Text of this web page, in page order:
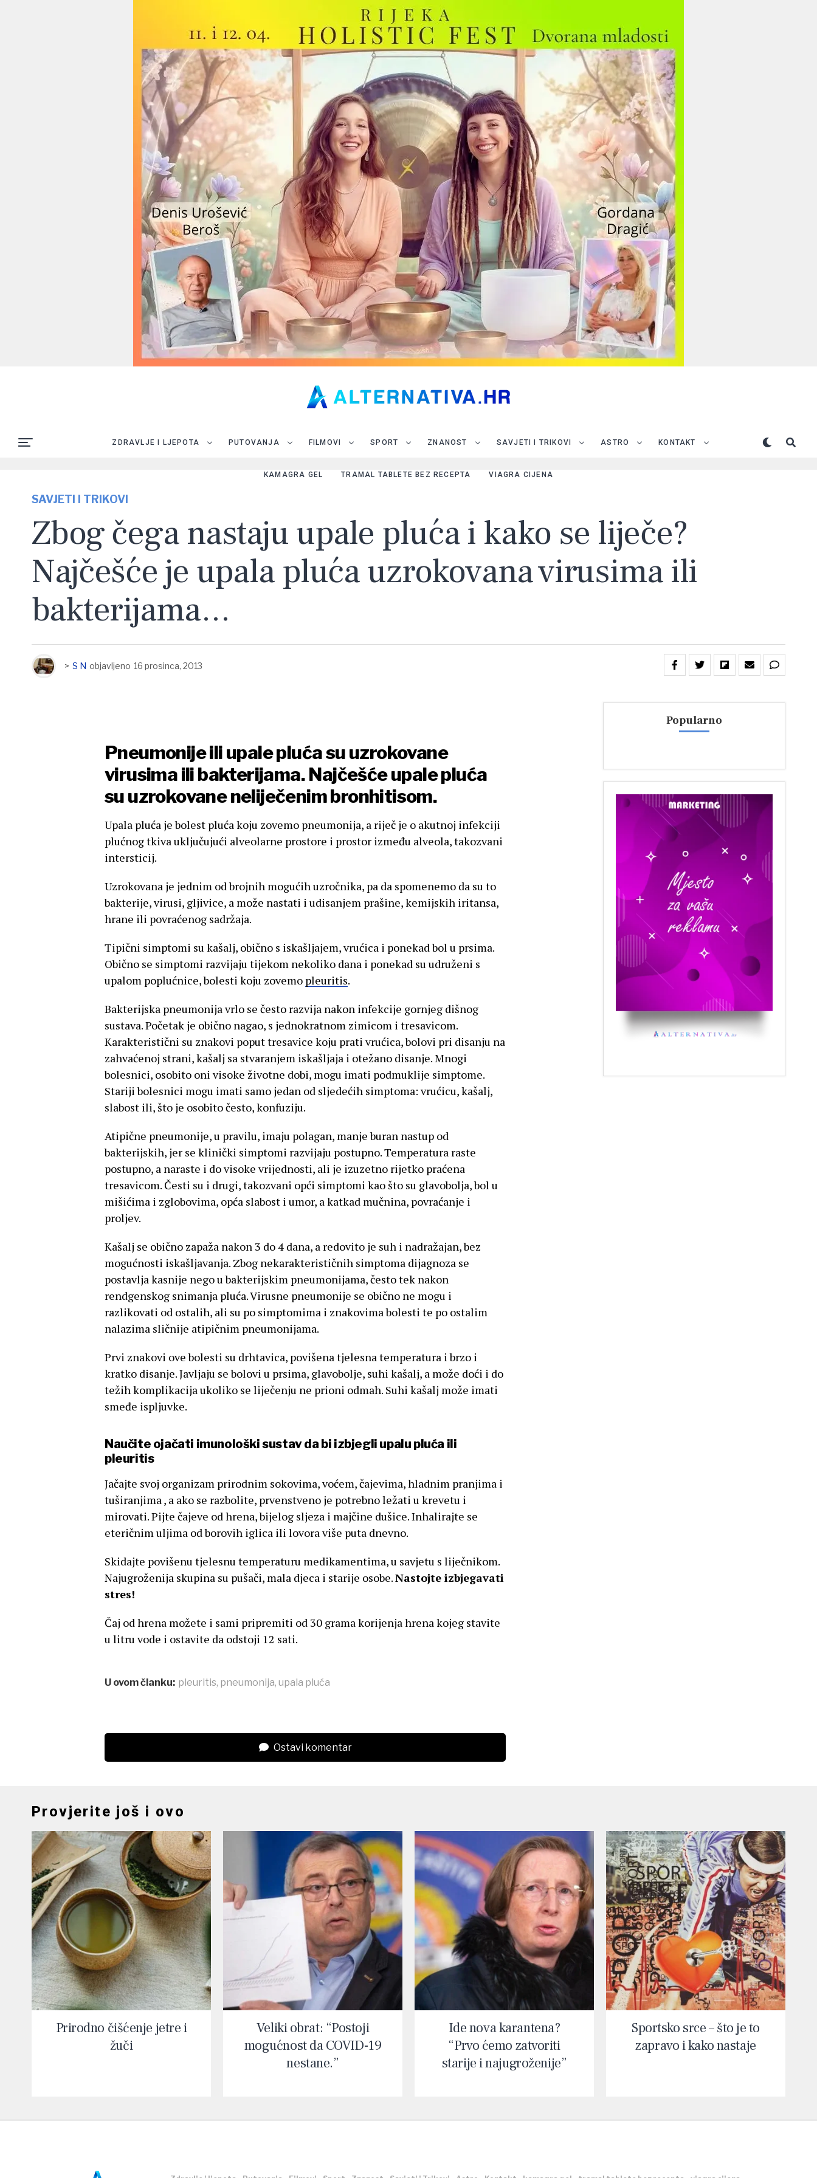
ZDRAVLJE I LJEPOTA PUTOVANJA FILMOVI SPORT ZNANOST SAVJETI I TRIKOVI ASTRO KONTAKT
KAMAGRA GEL TRAMAL TABLETE BEZ RECEPTA VIAGRA CIJENA
SAVJETI I TRIKOVI
Zbog čega nastaju upale pluća i kako se liječe?
Najčešće je upala pluća uzrokovana virusima ili
bakterijama…
> S N objavljeno 16 prosinca, 2013
Pneumonije ili upale pluća su uzrokovane
virusima ili bakterijama. Najčešće upale pluća
su uzrokovane neliječenim bronhitisom.
Upala pluća je bolest pluća koju zovemo pneumonija, a riječ je o akutnoj infekciji
plućnog tkiva uključujući alveolarne prostore i prostor između alveola, takozvani
intersticij.
Uzrokovana je jednim od brojnih mogućih uzročnika, pa da spomenemo da su to
bakterije, virusi, gljivice, a može nastati i udisanjem prašine, kemijskih iritansa,
hrane ili povraćenog sadržaja.
Tipični simptomi su kašalj, obično s iskašljajem, vrućica i ponekad bol u prsima.
Obično se simptomi razvijaju tijekom nekoliko dana i ponekad su udruženi s
upalom poplućnice, bolesti koju zovemo pleuritis.
Bakterijska pneumonija vrlo se često razvija nakon infekcije gornjeg dišnog
sustava. Početak je obično nagao, s jednokratnom zimicom i tresavicom.
Karakteristični su znakovi poput tresavice koju prati vrućica, bolovi pri disanju na
zahvaćenoj strani, kašalj sa stvaranjem iskašljaja i otežano disanje. Mnogi
bolesnici, osobito oni visoke životne dobi, mogu imati podmuklije simptome.
Stariji bolesnici mogu imati samo jedan od sljedećih simptoma: vrućicu, kašalj,
slabost ili, što je osobito često, konfuziju.
Atipične pneumonije, u pravilu, imaju polagan, manje buran nastup od
bakterijskih, jer se klinički simptomi razvijaju postupno. Temperatura raste
postupno, a naraste i do visoke vrijednosti, ali je izuzetno rijetko praćena
tresavicom. Česti su i drugi, takozvani opći simptomi kao što su glavobolja, bol u
mišićima i zglobovima, opća slabost i umor, a katkad mučnina, povraćanje i
proljev.
Kašalj se obično zapaža nakon 3 do 4 dana, a redovito je suh i nadražajan, bez
mogućnosti iskašljavanja. Zbog nekarakterističnih simptoma dijagnoza se
postavlja kasnije nego u bakterijskim pneumonijama, često tek nakon
rendgenskog snimanja pluća. Virusne pneumonije se obično ne mogu i
razlikovati od ostalih, ali su po simptomima i znakovima bolesti te po ostalim
nalazima sličnije atipičnim pneumonijama.
Prvi znakovi ove bolesti su drhtavica, povišena tjelesna temperatura i brzo i
kratko disanje. Javljaju se bolovi u prsima, glavobolje, suhi kašalj, a može doći i do
težih komplikacija ukoliko se liječenju ne prioni odmah. Suhi kašalj može imati
smeđe ispljuvke.
Naučite ojačati imunološki sustav da bi izbjegli upalu pluća ili
pleuritis
Jačajte svoj organizam prirodnim sokovima, voćem, čajevima, hladnim pranjima i
tuširanjima , a ako se razbolite, prvenstveno je potrebno ležati u krevetu i
mirovati. Pijte čajeve od hrena, bijelog sljeza i majčine dušice. Inhalirajte se
eteričnim uljima od borovih iglica ili lovora više puta dnevno.
Skidajte povišenu tjelesnu temperaturu medikamentima, u savjetu s liječnikom.
Najugroženija skupina su pušači, mala djeca i starije osobe.Nastojte izbjegavati
stres!
Čaj od hrena možete i sami pripremiti od 30 grama korijenja hrena kojeg stavite
u litru vode i ostavite da odstoji 12 sati.
U ovom članku: pleuritis, pneumonija, upala pluća
Ostavi komentar
Popularno
Provjerite još i ovo
Prirodno čišćenje jetre i
žuči
Veliki obrat: “Postoji
mogućnost da COVID-19
nestane.”
Ide nova karantena?
“Prvo ćemo zatvoriti
starije i najugroženije”
Sportsko srce – što je to
zapravo i kako nastaje